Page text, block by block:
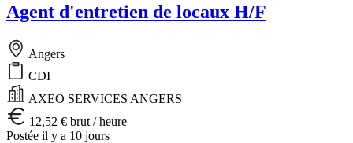
Agent d'entretien de locaux H/F
Angers
CDI
AXEO SERVICES ANGERS
12,52 € brut / heure
Postée il y a 10 jours